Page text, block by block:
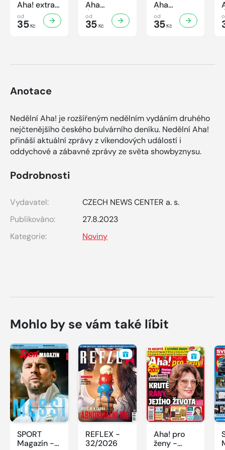
Aha! extra
č.3/2026
Úsporná
od
35Kč
Aha
Úsporná
kuchařka -
od
35Kč
Aha
Úsporná
kuchařka
od
35Kč
Anotace
Nedělní Aha! je rozšířeným nedělním vydáním druhého
nejčtenějšího českého bulvárního deníku. Nedělní Aha!
přináší aktuální zprávy z víkendových událostí i
oddychové a zábavné zprávy ze světa showbyznysu.
Podrobnosti
Vydavatel:
CZECH NEWS CENTER a. s.
Publikováno:
27.8.2023
Kategorie:
Noviny
Mohlo by se vám také líbit
SPORT
Magazín -
REFLEX -
32/2026
Aha! pro
ženy -